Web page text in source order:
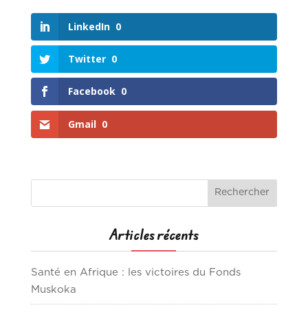
LinkedIn 0
Twitter 0
Facebook 0
Gmail 0
Articles récents
Santé en Afrique : les victoires du Fonds
Muskoka